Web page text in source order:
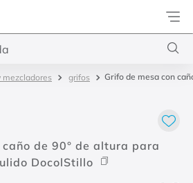
Docol
mezcladores grifos Grifo de mesa con
de 90° de altura para
DocolStillo